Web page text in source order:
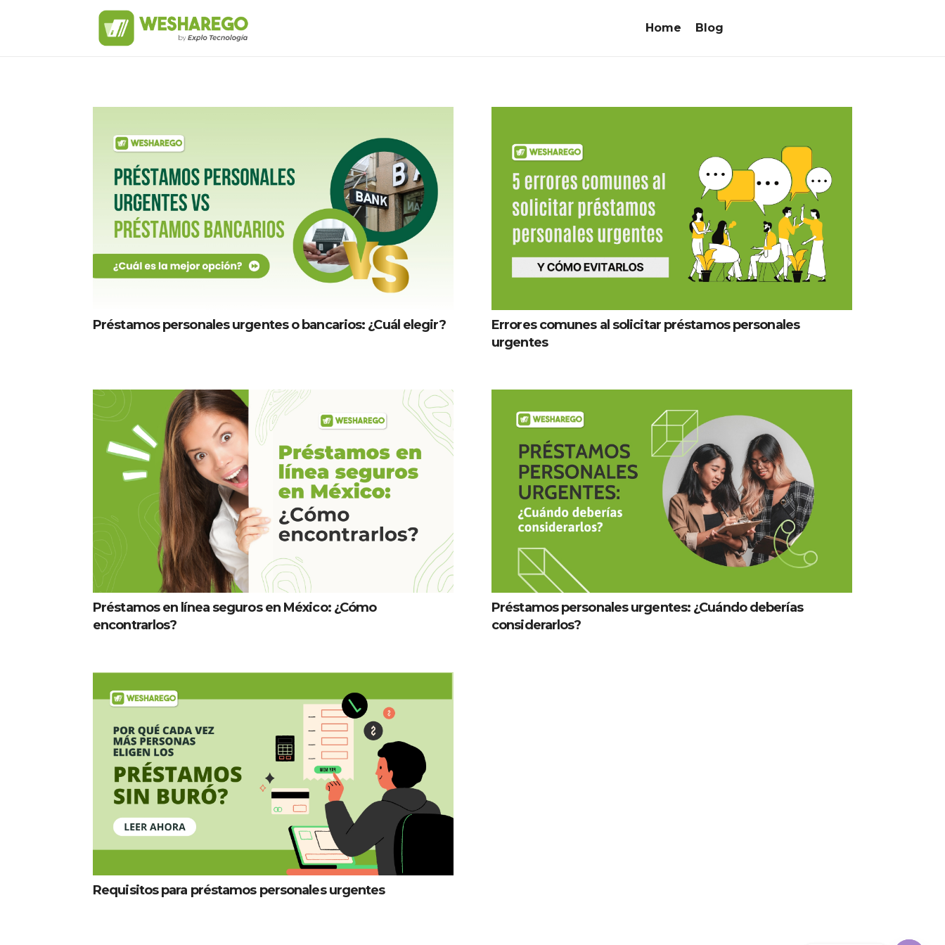
Home Blog
Préstamos personales urgentes o bancarios: ¿Cuál elegir?
Errores comunes al solicitar préstamos personales
urgentes
Préstamos en línea seguros en México: ¿Cómo
encontrarlos?
Préstamos personales urgentes: ¿Cuándo deberías
considerarlos?
Requisitos para préstamos personales urgentes